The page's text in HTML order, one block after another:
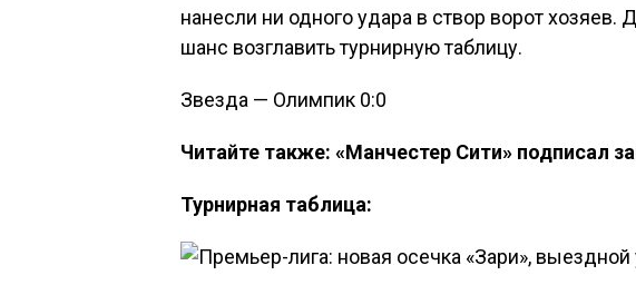
нанесли ни одного удара в створ ворот хозяев.
шанс возглавить турнирную таблицу.
Звезда — Олимпик 0:0
Читайте также: «Манчестер Сити» подписал
Турнирная таблица: